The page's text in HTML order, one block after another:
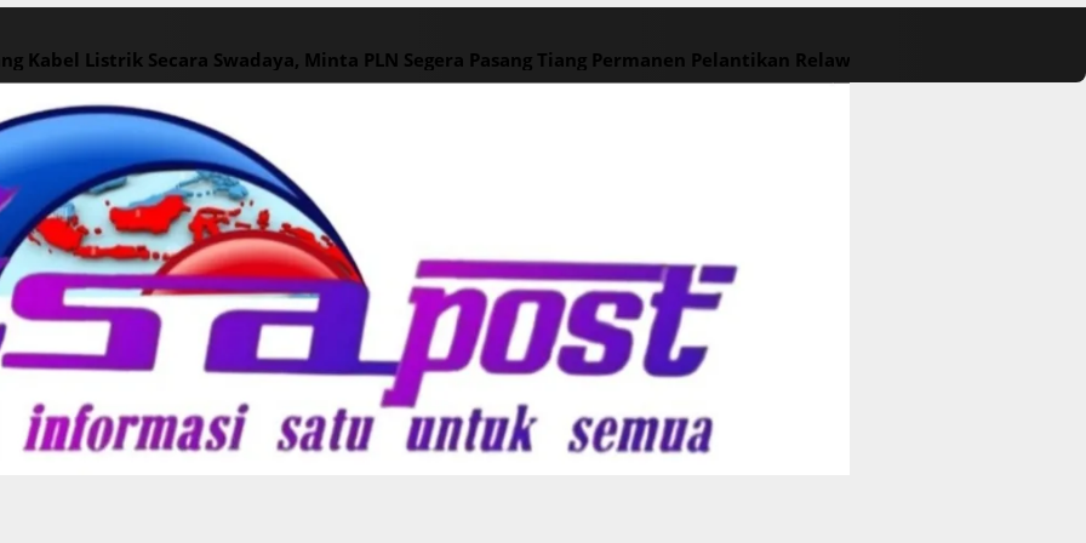
Kabel Listrik Secara Swadaya, Minta PLN Segera Pasang Tiang Permanen Pelantikan Relawan M. Rasyid Rajasa dan